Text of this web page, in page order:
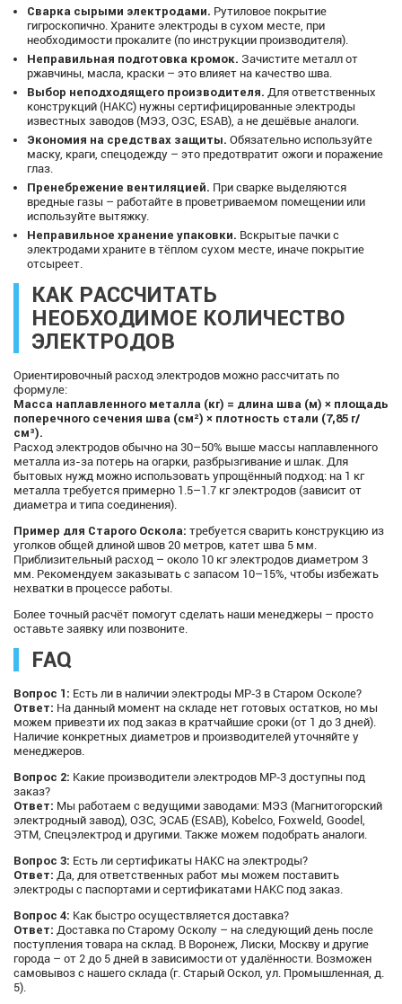
Сварка сырыми электродами. Рутиловое покрытие
гигроскопично. Храните электроды в сухом месте, при
необходимости прокалите (по инструкции производителя).
Неправильная подготовка кромок. Зачистите металл от
ржавчины, масла, краски – это влияет на качество шва.
Выбор неподходящего производителя. Для ответственных
конструкций (НАКС) нужны сертифицированные электроды
известных заводов (МЭЗ, ОЗС, ESAB), а не дешёвые аналоги.
Экономия на средствах защиты. Обязательно используйте
маску, краги, спецодежду – это предотвратит ожоги и поражение
глаз.
Пренебрежение вентиляцией. При сварке выделяются
вредные газы – работайте в проветриваемом помещении или
используйте вытяжку.
Неправильное хранение упаковки. Вскрытые пачки с
электродами храните в тёплом сухом месте, иначе покрытие
отсыреет.
КАК РАССЧИТАТЬ
НЕОБХОДИМОЕ КОЛИЧЕСТВО
ЭЛЕКТРОДОВ
Ориентировочный расход электродов можно рассчитать по
формуле:
Масса наплавленного металла (кг) = длина шва (м) × площадь
поперечного сечения шва (см²) × плотность стали (7,85 г/
см³).
Расход электродов обычно на 30–50% выше массы наплавленного
металла из-за потерь на огарки, разбрызгивание и шлак. Для
бытовых нужд можно использовать упрощённый подход: на 1 кг
металла требуется примерно 1.5–1.7 кг электродов (зависит от
диаметра и типа соединения).
Пример для Старого Оскола: требуется сварить конструкцию из
уголков общей длиной швов 20 метров, катет шва 5 мм.
Приблизительный расход – около 10 кг электродов диаметром 3
мм. Рекомендуем заказывать с запасом 10–15%, чтобы избежать
нехватки в процессе работы.
Более точный расчёт помогут сделать наши менеджеры – просто
оставьте заявку или позвоните.
FAQ
Вопрос 1: Есть ли в наличии электроды МР‑3 в Старом Осколе?
Ответ: На данный момент на складе нет готовых остатков, но мы
можем привезти их под заказ в кратчайшие сроки (от 1 до 3 дней).
Наличие конкретных диаметров и производителей уточняйте у
менеджеров.
Вопрос 2: Какие производители электродов МР‑3 доступны под
заказ?
Ответ: Мы работаем с ведущими заводами: МЭЗ (Магнитогорский
электродный завод), ОЗС, ЭСАБ (ESAB), Kobelco, Foxweld, Goodel,
ЭТМ, Спецэлектрод и другими. Также можем подобрать аналоги.
Вопрос 3: Есть ли сертификаты НАКС на электроды?
Ответ: Да, для ответственных работ мы можем поставить
электроды с паспортами и сертификатами НАКС под заказ.
Вопрос 4: Как быстро осуществляется доставка?
Ответ: Доставка по Старому Осколу – на следующий день после
поступления товара на склад. В Воронеж, Лиски, Москву и другие
города – от 2 до 5 дней в зависимости от удалённости. Возможен
самовывоз с нашего склада (г. Старый Оскол, ул. Промышленная, д.
5).